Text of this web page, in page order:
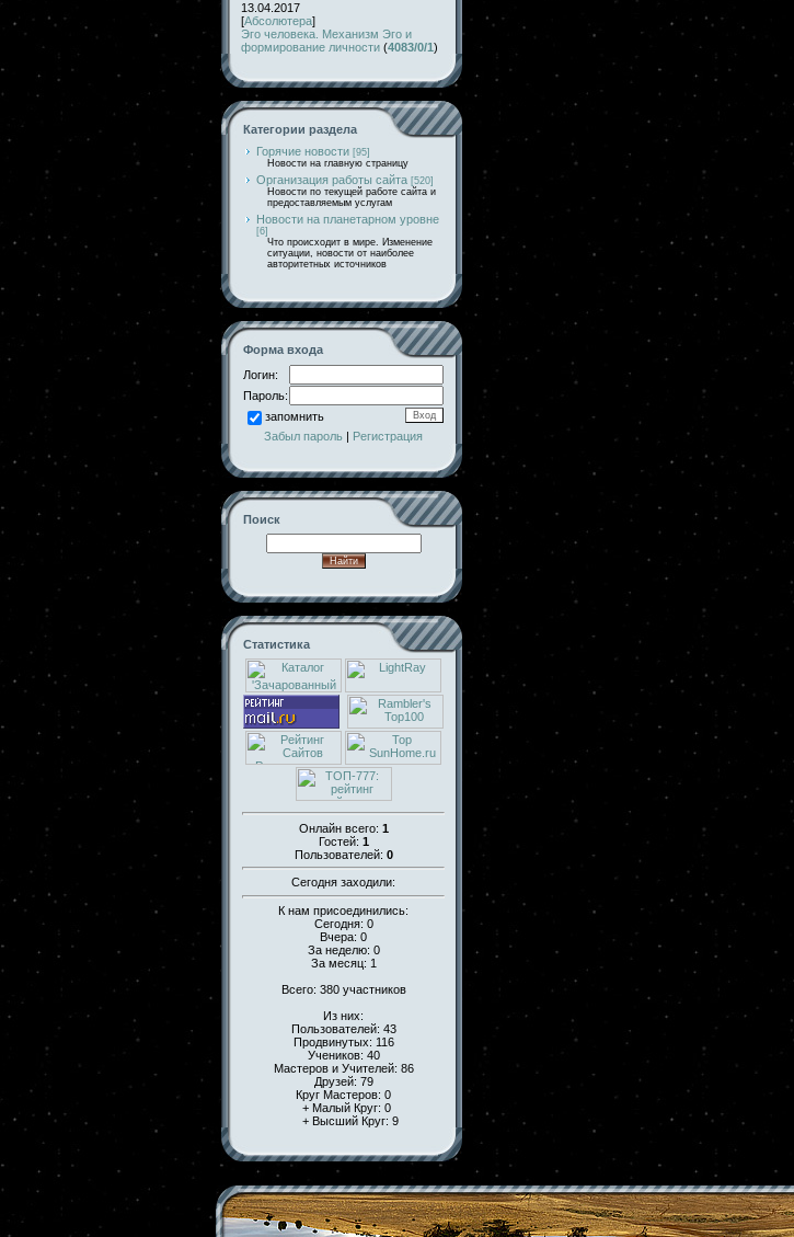
13.04.2017
[Абсолютера]
Эго человека. Механизм Эго и
формирование личности (4083/0/1)
Категории раздела
Горячие новости [95]
Новости на главную страницу
Организация работы сайта [520]
Новости по текущей работе сайта и
предоставляемым услугам
Новости на планетарном уровне
[6]
Что происходит в мире. Изменение
ситуации, новости от наиболее
авторитетных источников
Форма входа
Логин:
Пароль:
запомнить
Забыл пароль | Регистрация
Поиск
Статистика
Онлайн всего: 1
Гостей: 1
Пользователей: 0
Сегодня заходили:
К нам присоединились:
Сегодня: 0
Вчера: 0
За неделю: 0
За месяц: 1
Всего: 380 участников
Из них:
Пользователей: 43
Продвинутых: 116
Учеников: 40
Мастеров и Учителей: 86
Друзей: 79
Круг Мастеров: 0
+ Малый Круг: 0
+ Высший Круг: 9